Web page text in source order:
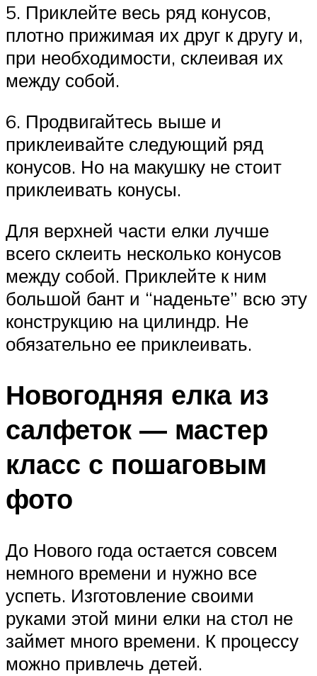
5. Приклейте весь ряд конусов,
плотно прижимая их друг к другу и,
при необходимости, склеивая их
между собой.
6. Продвигайтесь выше и
приклеивайте следующий ряд
конусов. Но на макушку не стоит
приклеивать конусы.
Для верхней части елки лучше
всего склеить несколько конусов
между собой. Приклейте к ним
большой бант и “наденьте” всю эту
конструкцию на цилиндр. Не
обязательно ее приклеивать.
Новогодняя елка из
салфеток — мастер
класс с пошаговым
фото
До Нового года остается совсем
немного времени и нужно все
успеть. Изготовление своими
руками этой мини елки на стол не
займет много времени. К процессу
можно привлечь детей.